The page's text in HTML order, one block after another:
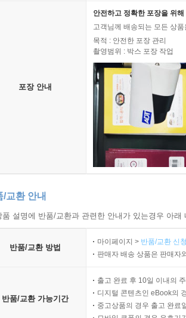
포장 안내
안전하고 정확한 포장을 위
고객님께 배송되는 모든 상
목적 : 안전한 포장 관리
촬영범위 : 박스 포장 작업
/교환 안내
설명에 반품/교환과 관련한 안내가 있는경우 아
반품/교환 방법
마이페이지 > 반품/교환 신
판매자 배송 상품은 판매자
반품/교환 가능기간
출고 완료 후 10일 이내의
디지털 콘텐츠인 eBook의
중고상품의 경우 출고 완료